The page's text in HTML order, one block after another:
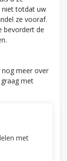
niet totdat uw
ze vooraf.
bevordert de
nog meer over
met
met